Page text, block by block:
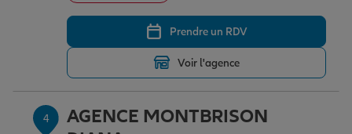
Retraite
Tous nos devis d'assurance
Prendre un RDV
Voir l'agence
4
AGENCE MONTBRISON